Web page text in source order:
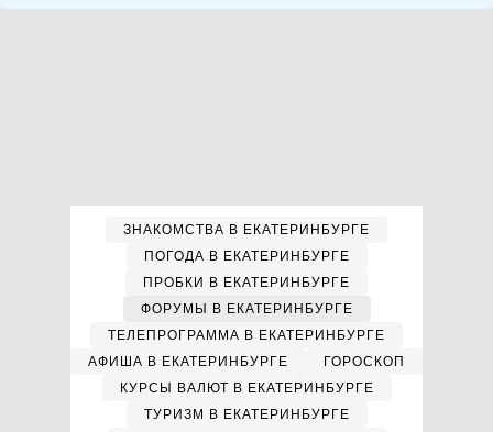
ЗНАКОМСТВА В ЕКАТЕРИНБУРГЕ
ПОГОДА В ЕКАТЕРИНБУРГЕ
ПРОБКИ В ЕКАТЕРИНБУРГЕ
ФОРУМЫ В ЕКАТЕРИНБУРГЕ
ТЕЛЕПРОГРАММА В ЕКАТЕРИНБУРГЕ
АФИША В ЕКАТЕРИНБУРГЕ
ГОРОСКОП
КУРСЫ ВАЛЮТ В ЕКАТЕРИНБУРГЕ
ТУРИЗМ В ЕКАТЕРИНБУРГЕ